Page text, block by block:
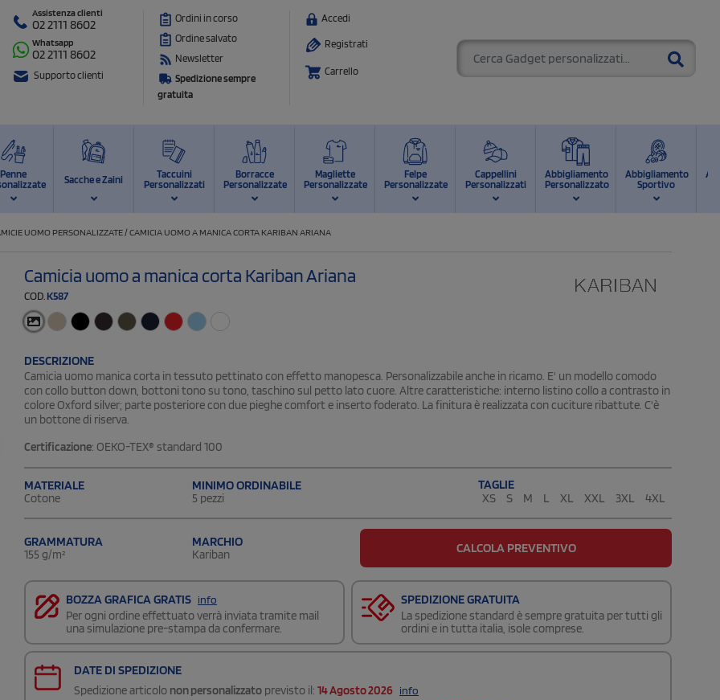
Assistenza clienti
02 2111 8602
Whatsapp
02 2111 8602
Supporto clienti
Ordini in corso
Ordine salvato
Newsletter
Spedizione sempre
gratuita
Accedi
Registrati
Carrello
Penne
Sacche e Zaini
Taccuini
Personalizzati
Borracce
Personalizzate
Magliette
Personalizzate
Felpe
Personalizzate
Cappellini
Personalizzati
Abbigliamento
Personalizzato
Abbigliamento
Sportivo
UOMO PERSONALIZZATE /CAMICIA UOMO A MANICA CORTA KARIBAN ARIANA
Camicia uomo a manica corta Kariban Ariana
COD. K587
DESCRIZIONE
Camicia uomo manica corta in tessuto pettinato con effetto manopesca. Personalizzabile anche in ricamo. E' un modello comodo
con collo button down, bottoni tono su tono, taschino sul petto lato cuore. Altre caratteristiche: interno listino collo a contrasto in
colore Oxford silver; parte posteriore con due pieghe comfort e inserto foderato. La finitura è realizzata con cuciture ribattute. C'è
un bottone di riserva.
Certificazione: OEKO-TEX® standard 100
MATERIALE
Cotone
MINIMO ORDINABILE
5 pezzi
TAGLIE
XS
S M L XL XXL 3XL 4XL
GRAMMATURA
155 g/m²
MARCHIO
Kariban CALCOLA PREVENTIVO
BOZZA GRAFICA GRATIS info
Per ogni ordine effettuato verrà inviata tramite mail
una simulazione pre-stampa da confermare.
SPEDIZIONE GRATUITA
La spedizione standard è sempre gratuita per tutti gli
ordini e in tutta italia, isole comprese.
DATE DI SPEDIZIONE
Spedizione articolo non personalizzato previsto il: 14 Agosto 2026 info